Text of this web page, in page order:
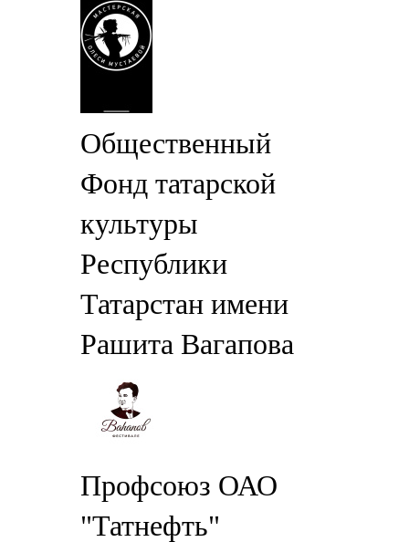
Общественный
Фонд татарской
культуры
Республики
Татарстан имени
Рашита Вагапова
Профсоюз ОАО
"Татнефть"